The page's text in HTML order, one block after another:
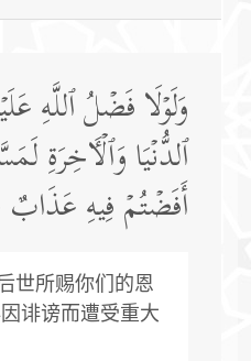
وَلَوۡلَا فَضۡلُ ٱللَّهِ
ٱلدُّنۡیَا وَٱلۡـَٔاخِرَةِ
أَفَضۡتُمۡ فِیهِ
世所赐你们的恩
诽谤而遭受重大